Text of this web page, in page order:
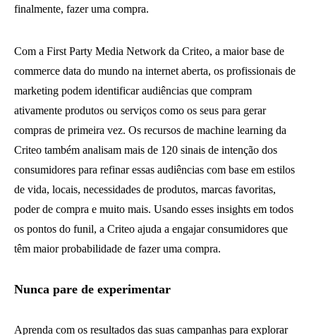
finalmente, fazer uma compra.
Com a First Party Media Network da Criteo, a maior base de
commerce data do mundo na internet aberta, os profissionais de
marketing podem identificar audiências que compram
ativamente produtos ou serviços como os seus para gerar
compras de primeira vez. Os recursos de machine learning da
Criteo também analisam mais de 120 sinais de intenção dos
consumidores para refinar essas audiências com base em estilos
de vida, locais, necessidades de produtos, marcas favoritas,
poder de compra e muito mais. Usando esses insights em todos
os pontos do funil, a Criteo ajuda a engajar consumidores que
têm maior probabilidade de fazer uma compra.
Nunca pare de experimentar
Aprenda com os resultados das suas campanhas para explorar